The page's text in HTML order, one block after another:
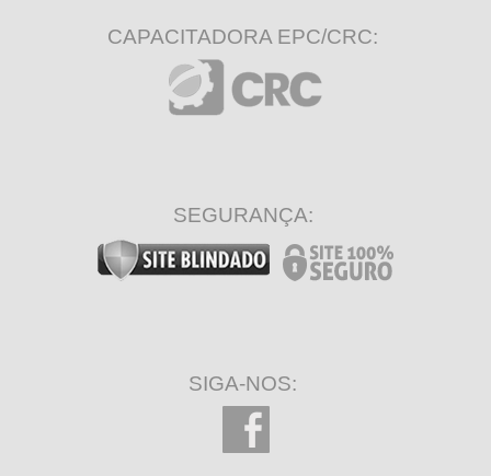
CAPACITADORA EPC/CRC:
SEGURANÇA:
SIGA-NOS: